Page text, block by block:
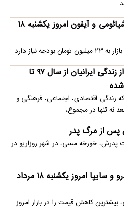
قیمت گوشی سامسونگ، شیائومی و آیفون امروز یکشنبه ۱۸
نیاز دارد
روایت آماری مسعود نیلی از زندگی ایرانیان از سال ۹۷ تا
اقتصادی، اجتماعی، فرهنگی و
پس از مرگ پدر
خورخه مسی، در شهر روزاریو در
قیمت محصولات ایران‌خودرو و سایپا امروز یکشنبه ۱۸ مرداد
با افت ۴۰ میلیونی، بیشترین کاهش قیمت را در بازار امروز